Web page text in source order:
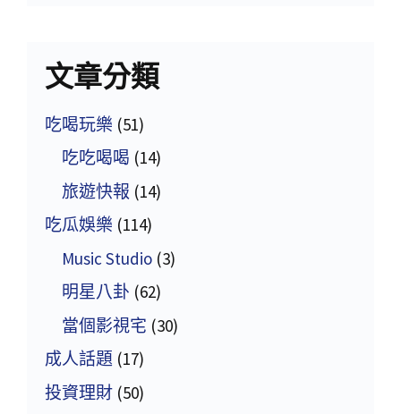
文章分類
吃喝玩樂 (51)
吃吃喝喝 (14)
旅遊快報 (14)
吃瓜娛樂 (114)
Music Studio (3)
明星八卦 (62)
當個影視宅 (30)
成人話題 (17)
投資理財 (50)